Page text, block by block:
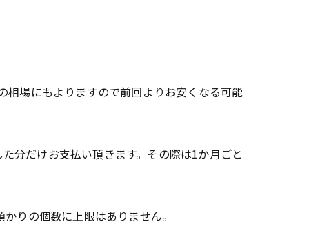
場にもよりますので前回よりお安くなる可能
だけお支払い頂きます。その際は1か月ごと
りの個数に上限はありません。